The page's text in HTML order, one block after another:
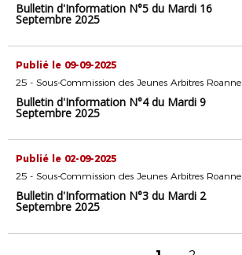
Bulletin d'Information N°5 du Mardi 16
Septembre 2025
Publié le 09-09-2025
25 - Sous-Commission des Jeunes Arbitres Roanne
Bulletin d'Information N°4 du Mardi 9
Septembre 2025
Publié le 02-09-2025
25 - Sous-Commission des Jeunes Arbitres Roanne
Bulletin d'Information N°3 du Mardi 2
Septembre 2025